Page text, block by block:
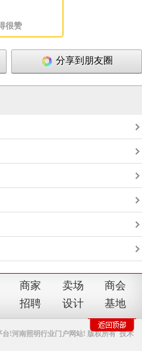
很赞
分享到朋友圈
商家 卖场
商会
招聘 设计 基地
!河南照明行业门户网站! 版权所有 技术